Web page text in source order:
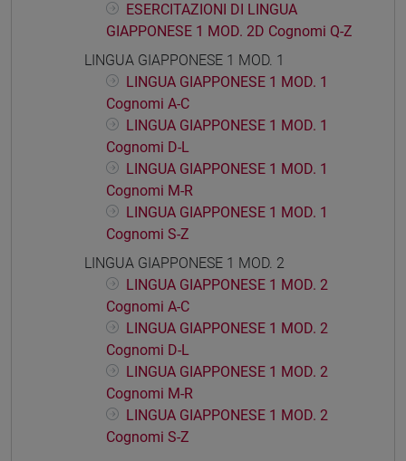
ESERCITAZIONI DI LINGUA
GIAPPONESE 1 MOD. 2D Cognomi Q-Z
LINGUA GIAPPONESE 1 MOD. 1
LINGUA GIAPPONESE 1 MOD. 1
Cognomi A-C
LINGUA GIAPPONESE 1 MOD. 1
Cognomi D-L
LINGUA GIAPPONESE 1 MOD. 1
Cognomi M-R
LINGUA GIAPPONESE 1 MOD. 1
Cognomi S-Z
LINGUA GIAPPONESE 1 MOD. 2
LINGUA GIAPPONESE 1 MOD. 2
Cognomi A-C
LINGUA GIAPPONESE 1 MOD. 2
Cognomi D-L
LINGUA GIAPPONESE 1 MOD. 2
Cognomi M-R
LINGUA GIAPPONESE 1 MOD. 2
Cognomi S-Z